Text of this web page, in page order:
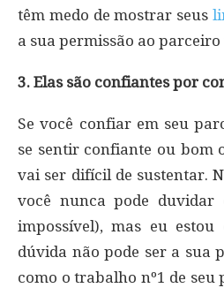
têm medo de mostrar seus
a sua permissão ao
3. Elas são confiantes por
Se você confiar em seu
se sentir confiante ou bom
vai ser difícil de sustentar.
você nunca pode duvidar
impossível), mas eu
dúvida não pode ser a sua
como o trabalho nº1 de seu